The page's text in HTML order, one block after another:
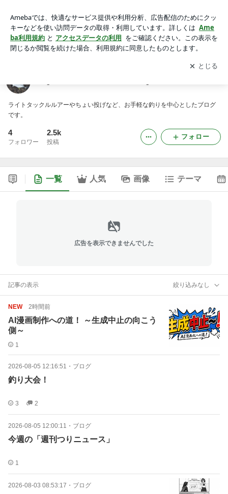
アプリをダウンロードして ブログの更新通知
を受け取りまし
ょう。
開く
ライトタックルルアーやちょい投げなど、お手軽な釣りを中心としたブログ
です。
4
フォロワー
2.5k
投稿
フォロー
一覧 人気 画像 テーマ
広告を表示できませんでした
記事の表示 絞り込みなし
NEW 2時間前
AI漫画制作への道！ ～生成中止の向こう
側～
1
2026-08-05 12:16:51 ・ ブログ
釣り大会！
3 2
2026-08-05 12:00:11 ・ ブログ
今週の「週刊つりニュース」
1
2026-08-03 08:53:17 ・ ブログ